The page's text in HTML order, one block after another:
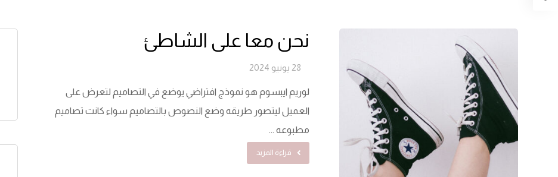
نحن معا على الشاطئ
28 يونيو 2024
لوريم ايبسوم هو نموذج افتراضي يوضع في التصاميم لتعرض على
العميل ليتصور طريقه وضع النصوص بالتصاميم سواء كانت تصاميم
مطبوعه ...
قراءة المزيد